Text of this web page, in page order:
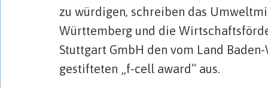
zu würdigen, schreiben das
Württemberg und die
Stuttgart GmbH den vom Land
gestifteten „f-cell award“ aus.